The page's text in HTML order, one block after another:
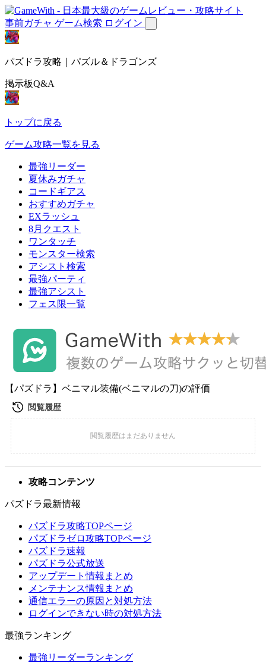
事前ガチャ ゲーム検索 ログイン
パズドラ攻略｜パズル＆ドラゴンズ
掲示板Q&A
トップに戻る
ゲーム攻略一覧を見る
最強リーダー
夏休みガチャ
コードギアス
おすすめガチャ
EXラッシュ
8月クエスト
ワンタッチ
モンスター検索
アシスト検索
最強パーティ
最強アシスト
フェス限一覧
【パズドラ】ベニマル装備(ベニマルの刀)の評価
攻略コンテンツ
パズドラ最新情報
パズドラ攻略TOPページ
パズドラゼロ攻略TOPページ
パズドラ速報
パズドラ公式放送
アップデート情報まとめ
メンテナンス情報まとめ
通信エラーの原因と対処方法
ログインできない時の対処方法
最強ランキング
最強リーダーランキング